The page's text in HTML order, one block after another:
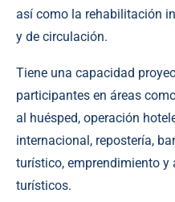
así como la rehabilitación
y de circulación.
Tiene una capacidad
participantes en áreas
al huésped, operación
internacional, repostería,
turístico, emprendimiento
turísticos.